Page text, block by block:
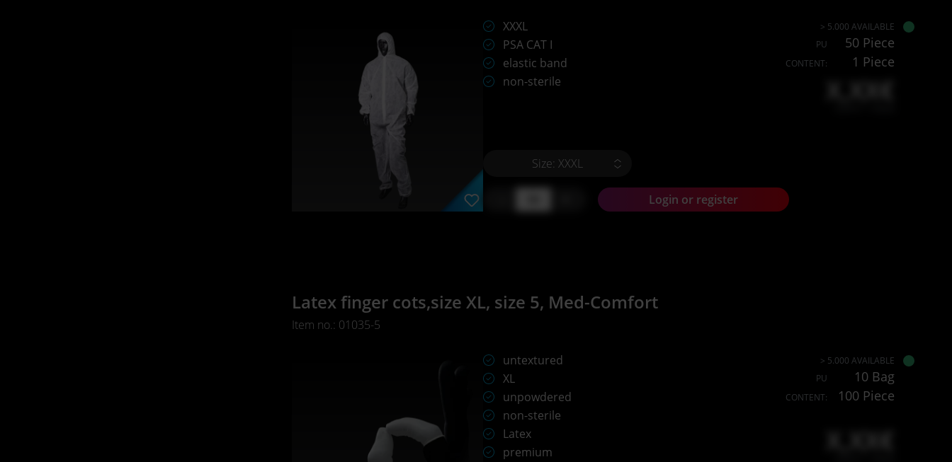
XXXL
PSA CAT I
elastic band
non-sterile
> 5.000 AVAILABLE
PU
50 Piece
CONTENT: 1 Piece
X,XX€
Size: XXXL
Login or register
Latex finger cots,size XL, size 5, Med-Comfort
Item no.: 01035-5
untextured
XL
unpowdered
non-sterile
Latex
premium
> 5.000 AVAILABLE
PU
10 Bag
CONTENT: 100 Piece
X,XX€